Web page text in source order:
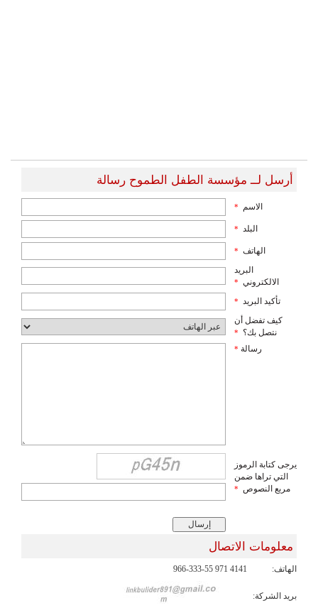
أرسل لــ مؤسسة الطفل الطموح رسالة
الاسم *
البلد *
الهاتف *
البريد
الالكتروني *
تأكيد البريد *
كيف تفضل أن
نتصل بك؟ *
رسالة *
يرجى كتابة الرموز
التي تراها ضمن
مربع النصوص *
معلومات الاتصال
الهاتف: 966-333-55 971 4141
بريد الشركة: